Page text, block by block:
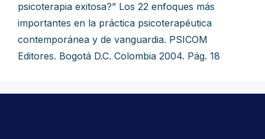
psicoterapia exitosa?” Los 22 enfoques más
importantes en la práctica psicoterapéutica
contemporánea y de vanguardia. PSICOM
Editores. Bogotá D.C. Colombia 2004. Pág. 18